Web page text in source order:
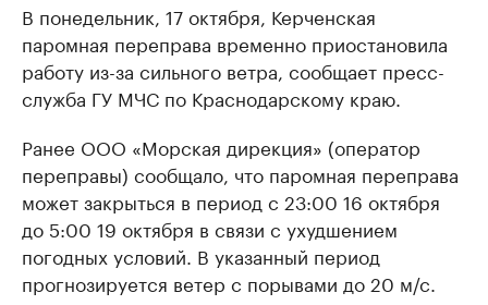
В понедельник, 17 октября, Керченская
паромная переправа временно приостановила
работу из-за сильного ветра, сообщает пресс-
служба ГУ МЧС по Краснодарскому краю.
Ранее ООО «Морская дирекция» (оператор
переправы) сообщало, что паромная переправа
может закрыться в период с 23:00 16 октября
до 5:00 19 октября в связи с ухудшением
погодных условий. В указанный период
прогнозируется ветер с порывами до 20 м/с.